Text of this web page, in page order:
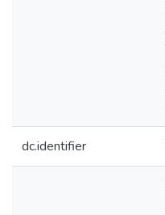
dc.identifier